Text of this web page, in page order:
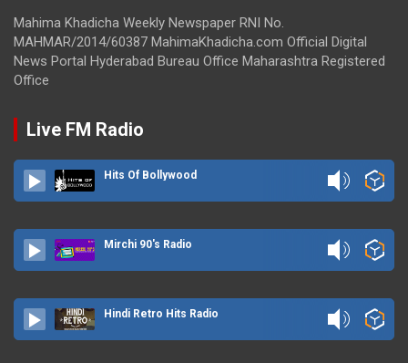
Mahima Khadicha Weekly Newspaper RNI No.
MAHMAR/2014/60387 MahimaKhadicha.com Official Digital
News Portal Hyderabad Bureau Office Maharashtra Registered
Office
Live FM Radio
Hits Of Bollywood
Mirchi 90's Radio
Hindi Retro Hits Radio